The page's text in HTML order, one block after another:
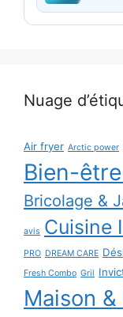
Nuage
Air fryer Arctic power
Bien-
Bricolage &
avis Cuisine
PRO DREAM CARE
Fresh Combo Gril
Maison